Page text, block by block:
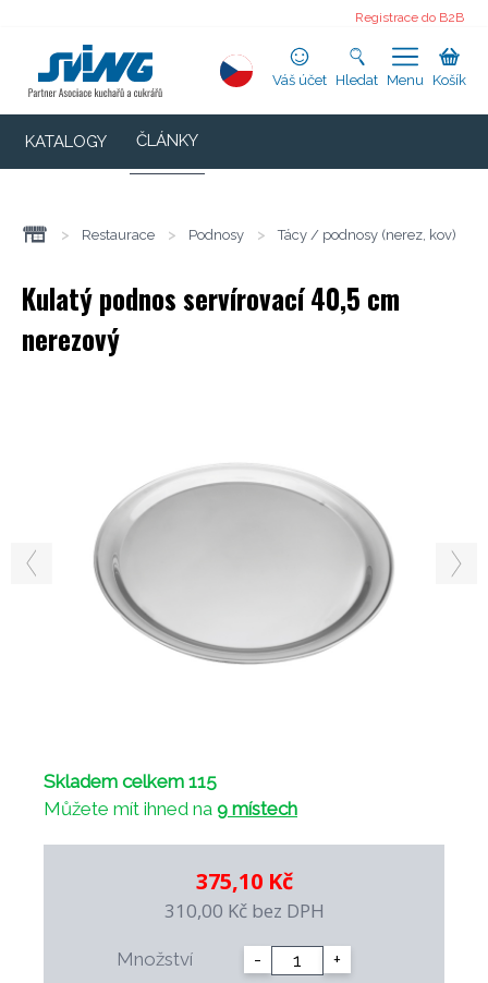
Registrace do B2B
Váš účet Hledat Menu Košík
KATALOGY ČLÁNKY
> Restaurace > Podnosy > Tácy / podnosy (nerez, kov)
Kulatý podnos servírovací 40,5 cm
nerezový
Skladem celkem 115
Můžete mít ihned na 9 místech
375,10 Kč
310,00 Kč bez DPH
Množství - +